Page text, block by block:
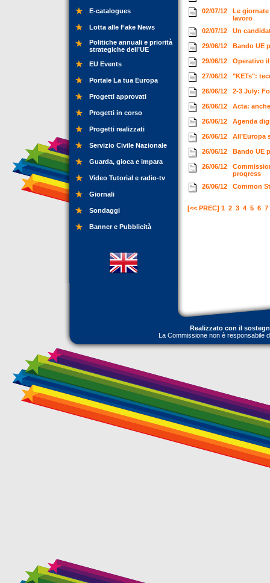
E-catalogues
Lotta alle Fake News
Politiche annuali e priorità
strategiche dell’UE
EU Events
Portale La tua Europa
Progetti approvati
Progetti in corso
Progetti realizzati
Servizio Civile Nazionale
Guarda, gioca e impara
Video Tutorial e radio-tv
Giornali
Sondaggi
Banner e Pubblicità
02/07/12
Le
lavoro
02/07/12
Un
29/06/12 Bando UE
29/06/12 Operativo
27/06/12 "KETs":
26/06/12 2-3 July:
26/06/12 Acta:
26/06/12 Agenda
26/06/12
26/06/12 Bando UE
26/06/12
progress
26/06/12
Common
[<< PREC] 1 2 3 4 5 6 7
Realizzato con il
La Commissione non è responsabile